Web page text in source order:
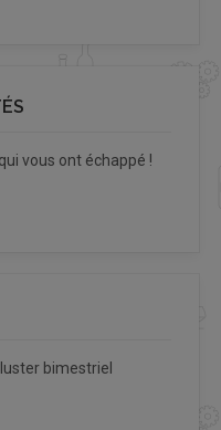
vous ont échappé !
bimestriel